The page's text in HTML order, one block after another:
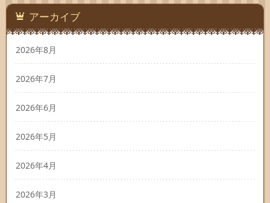
アーカイブ
2026年8月
2026年7月
2026年6月
2026年5月
2026年4月
2026年3月